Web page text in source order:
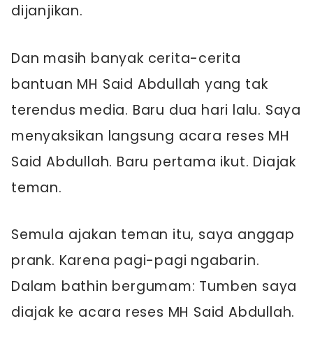
dijanjikan.
Dan masih banyak cerita-cerita
bantuan MH Said Abdullah yang tak
terendus media. Baru dua hari lalu. Saya
menyaksikan langsung acara reses MH
Said Abdullah. Baru pertama ikut. Diajak
teman.
Semula ajakan teman itu, saya anggap
prank. Karena pagi-pagi ngabarin.
Dalam bathin bergumam: Tumben saya
diajak ke acara reses MH Said Abdullah.